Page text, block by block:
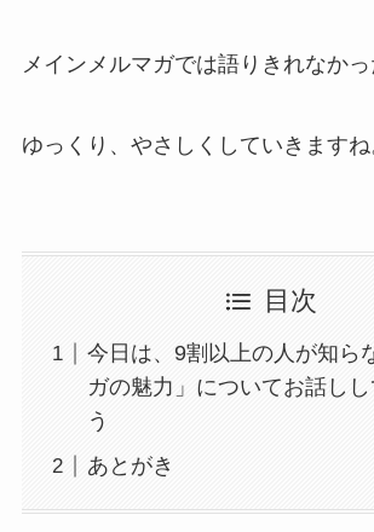
メインメルマガでは語りきれなか
ゆっくり、やさしくしていきますね
目次
今日は、9割以上の人が知ら
ガの魅力」についてお話しし
う
あとがき